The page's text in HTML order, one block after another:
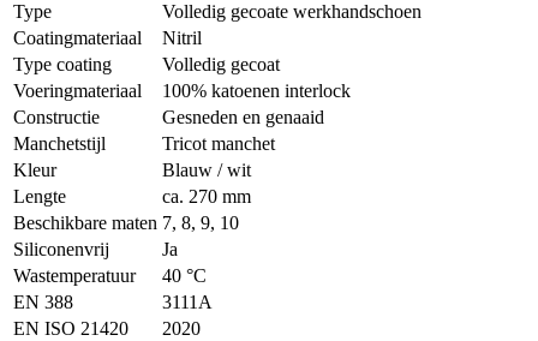
Type
Volledig gecoate werkhandschoen
Coatingmateriaal
Nitril
Type coating
Volledig gecoat
Voeringmateriaal
100% katoenen interlock
Constructie
Gesneden en genaaid
Manchetstijl
Tricot manchet
Kleur
Blauw / wit
Lengte
ca. 270 mm
Beschikbare maten 7, 8, 9, 10
Siliconenvrij
Ja
Wastemperatuur
40 °C
EN 388
3111A
EN ISO 21420
2020